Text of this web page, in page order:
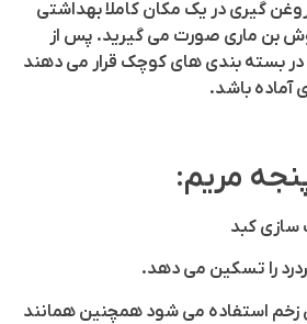
گیری در یک مکان کاملا بهداشتی
بن ماری صورت می گیرید. پس از
در بسته بندی های کوچک قرار می دهند
آماده باشد.
مریم:
سازی کبد
را تسکین می دهد.
زخم استفاده می شود همچنین همانند